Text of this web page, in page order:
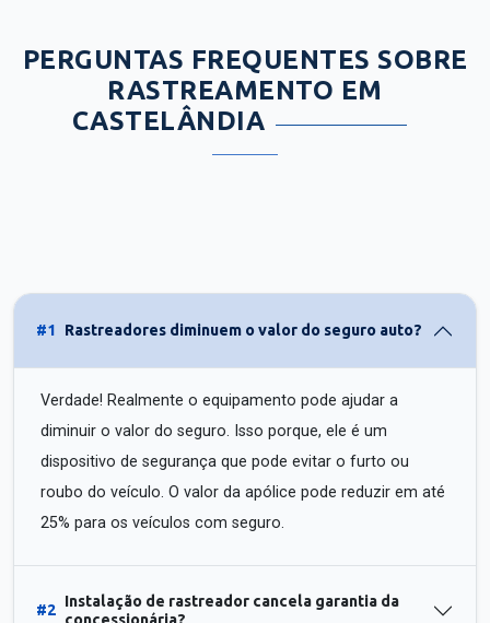
PERGUNTAS FREQUENTES SOBRE
RASTREAMENTO EM
CASTELÂNDIA
#1 Rastreadores diminuem o valor do seguro auto?
Verdade! Realmente o equipamento pode ajudar a
diminuir o valor do seguro. Isso porque, ele é um
dispositivo de segurança que pode evitar o furto ou
roubo do veículo. O valor da apólice pode reduzir em até
25% para os veículos com seguro.
#2
Instalação de rastreador cancela garantia da